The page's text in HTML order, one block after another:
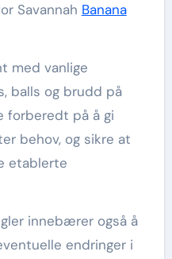
Savannah Banana
med vanlige
balls og brudd på
forberedt på å gi
behov, og sikre at
etablerte
innebærer også å
endringer i